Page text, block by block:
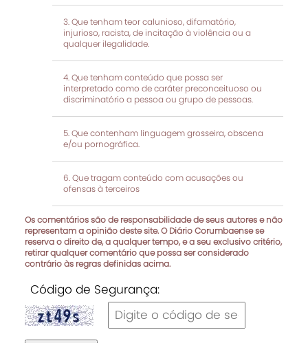
Que tenham teor calunioso, difamatório,
injurioso, racista, de incitação à violência ou a
qualquer ilegalidade.
Que tenham conteúdo que possa ser
interpretado como de caráter preconceituoso ou
discriminatório a pessoa ou grupo de pessoas.
Que contenham linguagem grosseira, obscena
e/ou pornográfica.
Que tragam conteúdo com acusações ou
ofensas à terceiros
Os comentários são de responsabilidade de seus autores e não
representam a opinião deste site. O Diário Corumbaense se
reserva o direito de, a qualquer tempo, e a seu exclusivo critério,
retirar qualquer comentário que possa ser considerado
contrário às regras definidas acima.
Código de Segurança: